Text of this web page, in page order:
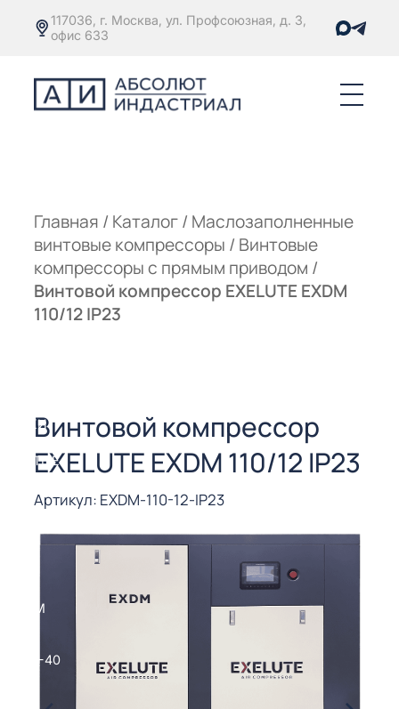
117036, г. Москва, ул. Профсоюзная, д. 3,
офис 633
Главная / Каталог/ Маслозаполненные
винтовые компрессоры / Винтовые
компрессоры с прямым приводом /
Винтовой компрессор EXELUTE EXDM
110/12 IP23
Винтовой компрессор
EXELUTE EXDM 110/12 IP23
Артикул: EXDM-110-12-IP23
РЕЗКИ
(3-40